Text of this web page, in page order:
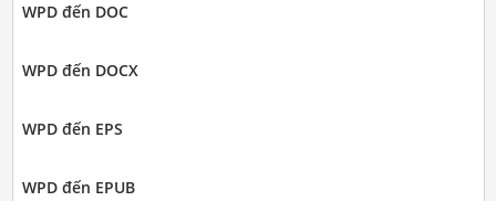
WPD đến DOC
WPD đến DOCX
WPD đến EPS
WPD đến EPUB